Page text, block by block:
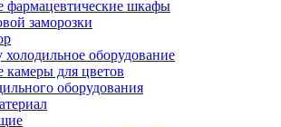
фармацевтические шкафы
заморозки
оборудование
камеры для цветов
оборудования